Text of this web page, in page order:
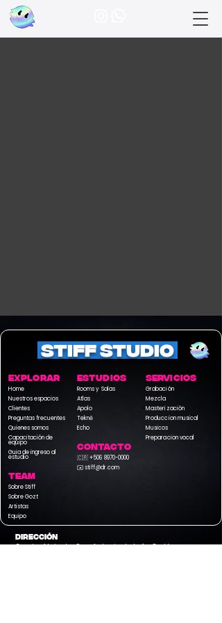
STIFF STUDIO
EXPLORAR
Home
Nuestros espacios
Clientes
Preguntas frecuentes
Quienes somos
Capacitación de
equipo
Guia de ingreso al
estudio
team
Sobre Stiff
Sobre Gozt
Artistas
Equipo
ESTUDIOS
Rooms y Salas
Atlas
Apolo
Teknē
Echo
contacto
🇨🇷+506 8970-0000
✉️stiff@dr.com
Servicios
Grabación
Mezcla
Masterización
Produccion musical
Musicos
Preparacion vocal
DIRECCIÓN
Grecia, Alajuela, San Antonio de León Cortéz